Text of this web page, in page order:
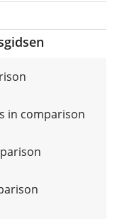
in comparison